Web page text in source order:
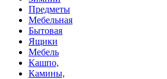
Предметы
Мебельная
Бытовая
Ящики
Мебель
Кашпо,
Камины,